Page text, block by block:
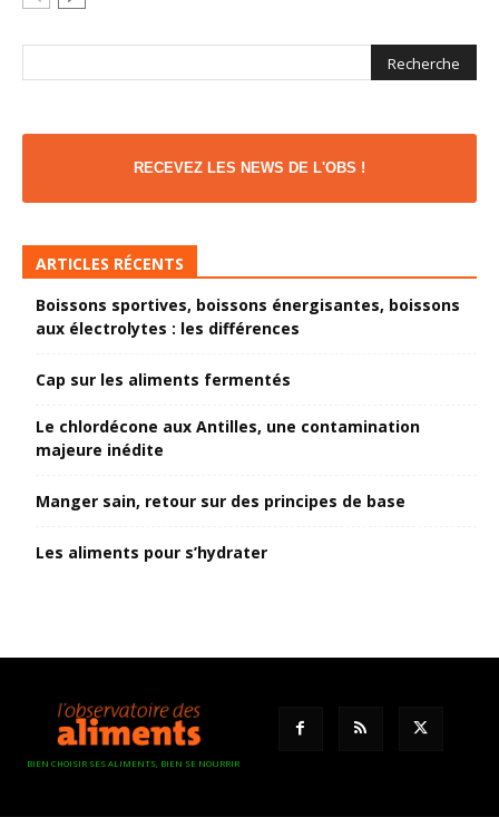
RECEVEZ LES NEWS DE L'OBS !
ARTICLES RÉCENTS
Boissons sportives, boissons énergisantes, boissons
aux électrolytes : les différences
Cap sur les aliments fermentés
Le chlordécone aux Antilles, une contamination
majeure inédite
Manger sain, retour sur des principes de base
Les aliments pour s’hydrater
BIEN CHOISIR SES ALIMENTS, BIEN SE NOURRIR